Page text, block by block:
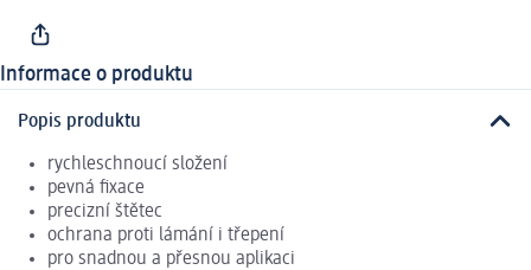
Informace o produktu
Popis produktu
rychleschnoucí složení
pevná fixace
precizní štětec
ochrana proti lámání i třepení
pro snadnou a přesnou aplikaci